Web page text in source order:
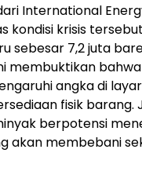
International
kondisi krisis
sebesar 7,2 juta
membuktikan
angka di
fisik barang.
berpotensi
akan membebani